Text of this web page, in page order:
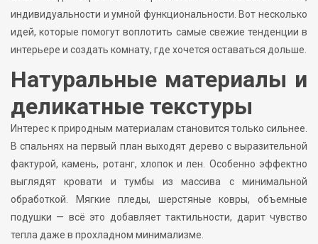
индивидуальности и умной функциональности. Вот несколько
идей, которые помогут воплотить самые свежие тенденции в
интерьере и создать комнату, где хочется оставаться дольше.
Натуральные материалы и
деликатные текстуры
Интерес к природным материалам становится только сильнее.
В спальнях на первый план выходят дерево с выразительной
фактурой, камень, ротанг, хлопок и лен. Особенно эффектно
выглядят кровати и тумбы из массива с минимальной
обработкой. Мягкие пледы, шерстяные ковры, объемные
подушки — всё это добавляет тактильности, дарит чувство
тепла даже в прохладном минимализме.